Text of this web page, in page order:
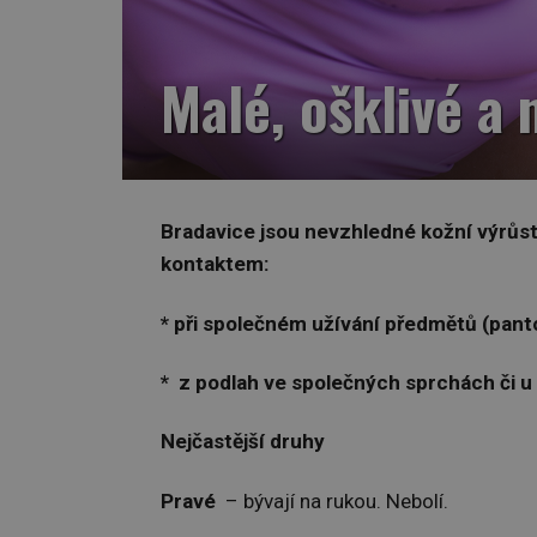
Malé, ošklivé a
Bradavice jsou nevzhledné kožní
kontaktem:
* při společném užívání předmětů
* z podlah ve společných sprchách či u
Nejčastější druhy
Pravé – bývají na rukou. Nebolí.